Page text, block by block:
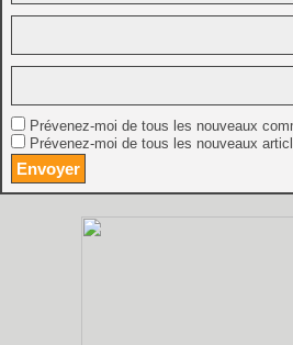
Prévenez-moi de tous les nouveaux
Prévenez-moi de tous les nouveaux